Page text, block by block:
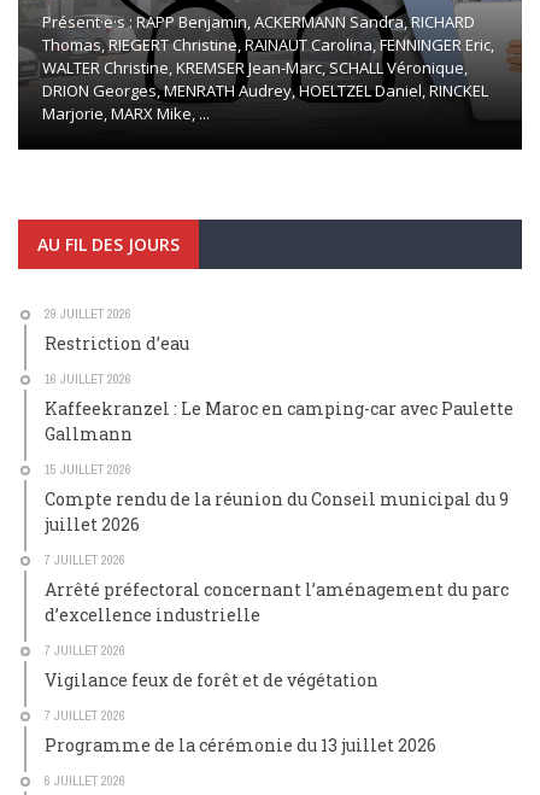
Présent·e·s : RAPP Benjamin, ACKERMANN Sandra, RICHARD
Thomas, RIEGERT Christine, RAINAUT Carolina, FENNINGER Eric,
WALTER Christine, KREMSER Jean-Marc, SCHALL Véronique,
DRION Georges, MENRATH Audrey, HOELTZEL Daniel, RINCKEL
Marjorie, MARX Mike, ...
AU FIL DES JOURS
29 JUILLET 2026
Restriction d’eau
16 JUILLET 2026
Kaffeekranzel : Le Maroc en camping-car avec Paulette
Gallmann
15 JUILLET 2026
Compte rendu de la réunion du Conseil municipal du 9
juillet 2026
7 JUILLET 2026
Arrêté préfectoral concernant l’aménagement du parc
d’excellence industrielle
7 JUILLET 2026
Vigilance feux de forêt et de végétation
7 JUILLET 2026
Programme de la cérémonie du 13 juillet 2026
6 JUILLET 2026